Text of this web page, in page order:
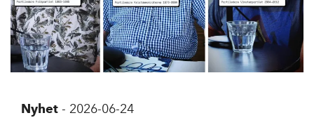
Nyhet - 2026-06-24